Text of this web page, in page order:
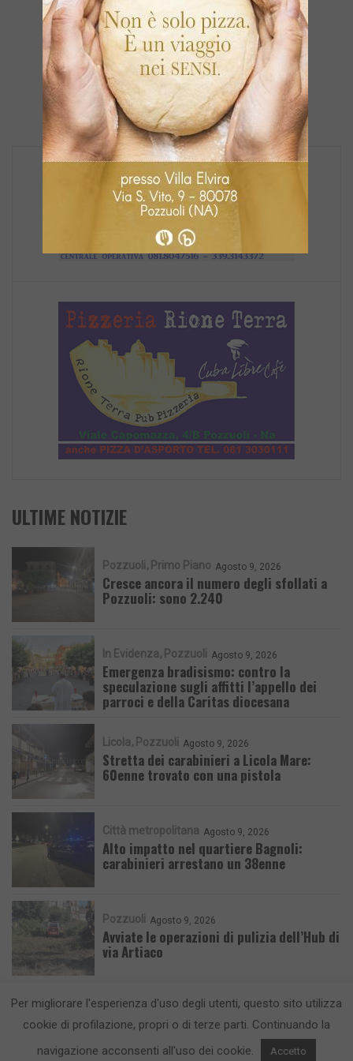
ULTIME NOTIZIE
Pozzuoli Primo Piano Agosto 9, 2026
Cresce ancora il numero degli sfollati a
Pozzuoli: sono 2.240
In Evidenza Pozzuoli Agosto 9, 2026
Emergenza bradisismo: contro la
speculazione sugli affitti l’appello dei
parroci e della Caritas diocesana
Licola Pozzuoli Agosto 9, 2026
Stretta dei carabinieri a Licola Mare:
60enne trovato con una pistola
Città metropolitana Agosto 9, 2026
Alto impatto nel quartiere Bagnoli:
carabinieri arrestano un 38enne
Pozzuoli Agosto 9, 2026
Avviate le operazioni di pulizia dell’Hub di
via Artiaco
Per migliorare l'esperienza d'uso degli utenti, questo sito utilizza
cookie di profilazione, propri o di terze parti. Continuando la
navigazione acconsenti all'uso dei cookie.
Accetto